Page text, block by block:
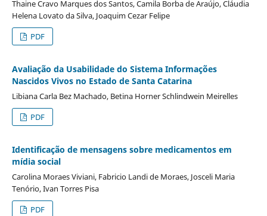
Thaine Cravo Marques dos Santos, Camila Borba de Araújo, Cláudia
Helena Lovato da Silva, Joaquim Cezar Felipe
PDF
Avaliação da Usabilidade do Sistema Informações
Nascidos Vivos no Estado de Santa Catarina
Libiana Carla Bez Machado, Betina Horner Schlindwein Meirelles
PDF
Identificação de mensagens sobre medicamentos em
mídia social
Carolina Moraes Viviani, Fabricio Landi de Moraes, Josceli Maria
Tenório, Ivan Torres Pisa
PDF